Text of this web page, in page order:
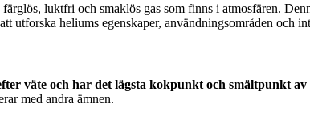
färglös, luktfri och smaklös gas som finns i atmosfären.
utforska heliums egenskaper, användningsområden och
väte och har det lägsta kokpunkt och smältpunkt
med andra ämnen.